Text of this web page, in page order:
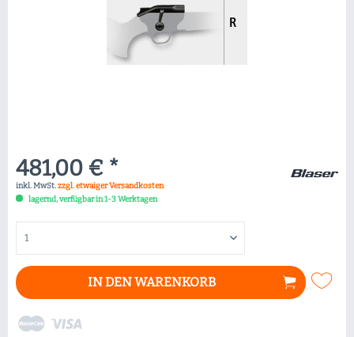
481,00 € *
inkl. MwSt.zzgl. etwaiger Versandkosten
lagernd, verfügbar in 1-3 Werktagen
IN DENWARENKORB